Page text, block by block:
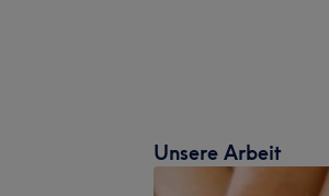
Unsere Arbeit